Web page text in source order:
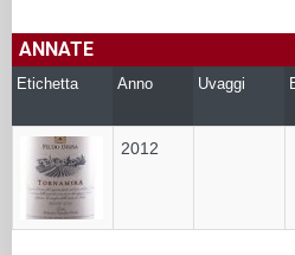
ANNATE
Etichetta Anno Uvaggi
2012